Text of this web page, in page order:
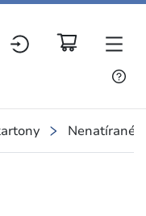
Nenatírané